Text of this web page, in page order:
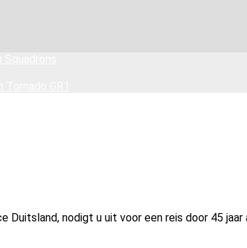
nodigt u uit voor een reis door 45 jaar